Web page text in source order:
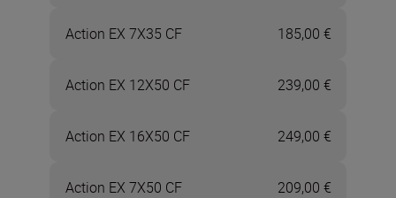
Action EX 7X35 CF 185,00 €
Action EX 12X50 CF 239,00 €
Action EX 16X50 CF 249,00 €
Action EX 7X50 CF
209,00 €